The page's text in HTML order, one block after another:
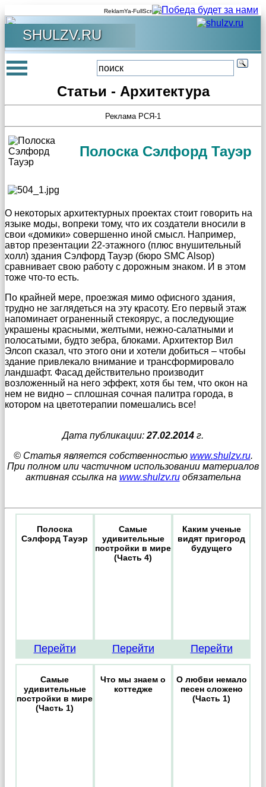
ReklamYa-FullScreen
SHULZV.RU
Статьи - Архитектура
Реклама РСЯ-1
Полоска Сэлфорд Тауэр
О некоторых архитектурных проектах стоит говорить на
языке моды, вопреки тому, что их создатели вносили в
свои «домики» совершенно иной смысл. Например,
автор презентации 22-этажного (плюс внушительный
холл) здания Сэлфорд Тауэр (бюро SMC Alsop)
сравнивает свою работу с дорожным знаком. И в этом
тоже что-то есть.
По крайней мере, проезжая мимо офисного здания,
трудно не заглядеться на эту красоту. Его первый этаж
напоминает ограненный стекоярус, а последующие
украшены красными, желтыми, нежно-салатными и
полосатыми, будто зебра, блоками. Архитектор Вил
Элсоп сказал, что этого они и хотели добиться – чтобы
здание привлекало внимание и трансформировало
ландшафт. Фасад действительно производит
возложенный на него эффект, хотя бы тем, что окон на
нем не видно – сплошная сочная палитра города, в
котором на цветотерапии помешались все!
Дата публикации: 27.02.2014 г.
© Статья является собственностью www.shulzv.ru.
При полном или частичном использовании материалов
активная ссылка на www.shulzv.ruобязательна
Полоска
Сэлфорд Тауэр
Перейти
Самые
удивительные
постройки в мире
(Часть 4)
Перейти
Каким ученые
видят пригород
будущего
Перейти
Самые
удивительные
постройки в мире
(Часть 1)
Что мы знаем о
коттедже
О любви немало
песен сложено
(Часть 1)